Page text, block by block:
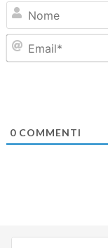
0COMMENTI